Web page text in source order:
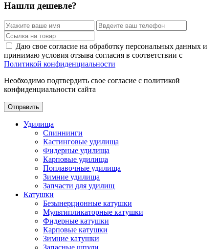
Нашли дешевле?
Даю свое согласие на обработку персональных данных и
принимаю условия отзыва согласия в соответствии с
Политикой конфиденциальности
Необходимо подтвердить свое согласие с политикой
конфиденциальности сайта
Отправить
Удилища
Спиннинги
Кастинговые удилища
Фидерные удилища
Карповые удилища
Поплавочные удилища
Зимние удилища
Запчасти для удилищ
Катушки
Безынерционные катушки
Мультипликаторные катушки
Фидерные катушки
Карповые катушки
Зимние катушки
Запасные шпули